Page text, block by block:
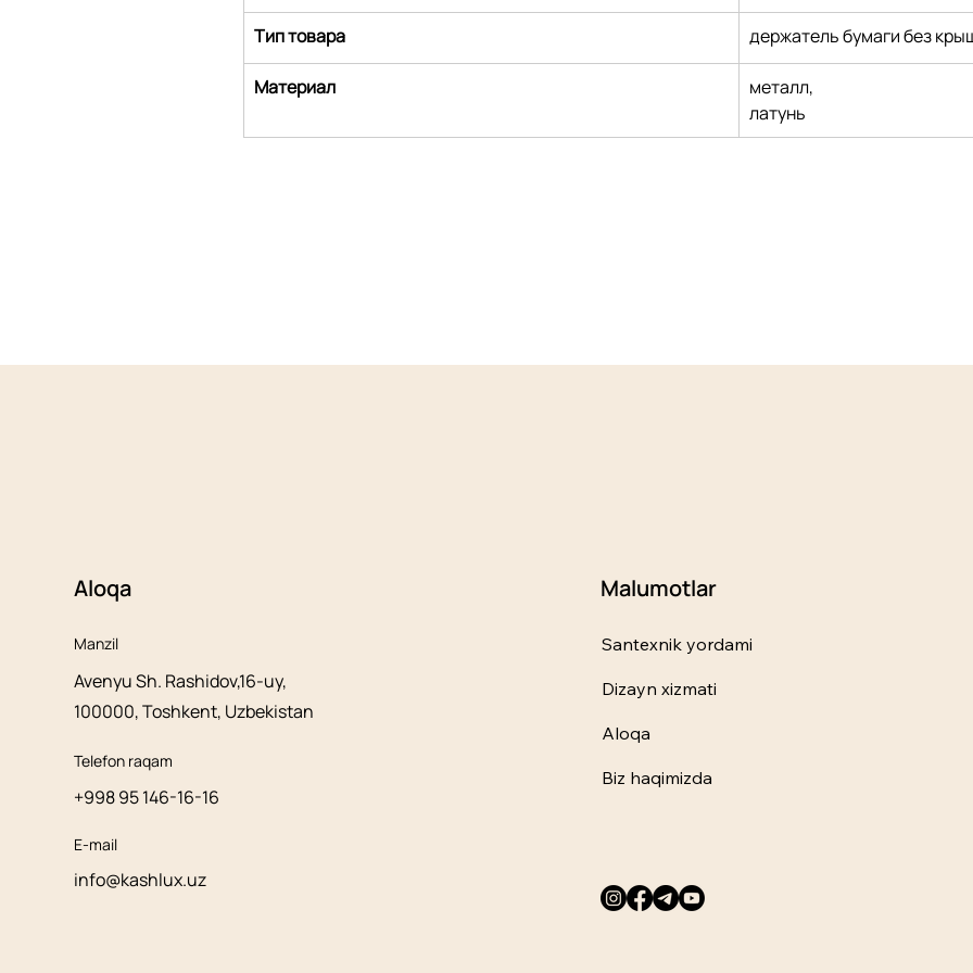
Тип товара держатель бумаги без
Материал
металл,
латунь
Aloqa
Manzil
Avenyu Sh. Rashidov,16-uy,
100000, Toshkent, Uzbekistan
Telefon raqam
+998 95 146-16-16
E-mail
info@kashlux.uz
Malumotlar
Santexnik yordami
Dizayn xizmati
Aloqa
Biz haqimizda